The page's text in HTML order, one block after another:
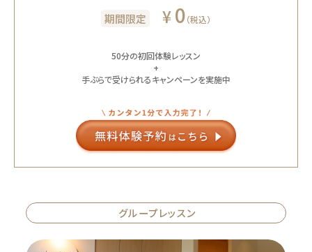
期間限定 ¥0（税込）
50分の初回体験レッスン
+
手ぶらで受けられるキャンペーンを実施中
グループレッスン